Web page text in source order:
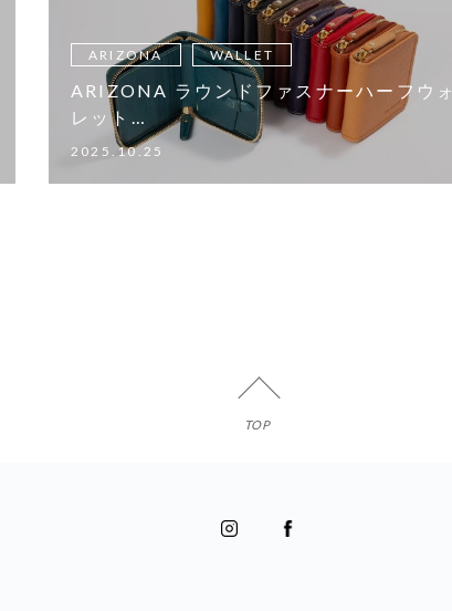
ARIZONA WALLET
ARIZONA ラウンドファスナーハーフウォ
レット…
2025.10.25
TOP